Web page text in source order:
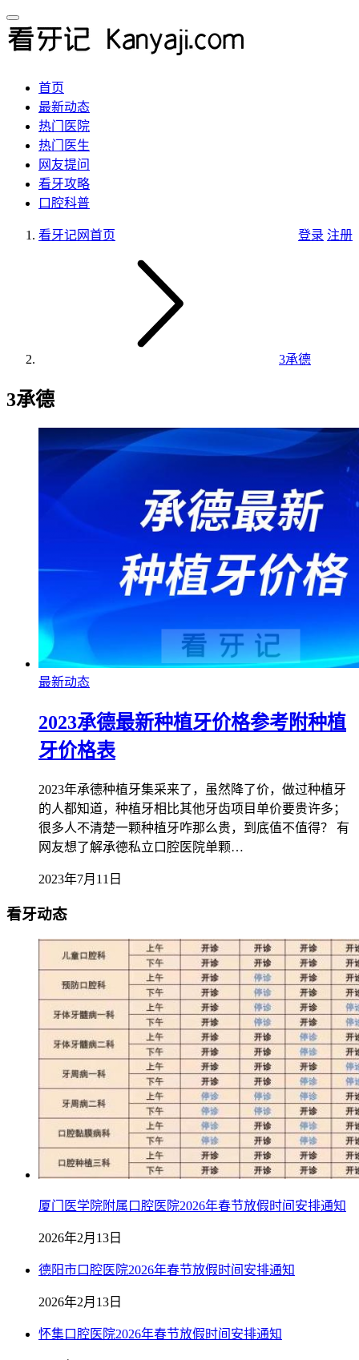
首页
最新动态
热门医院
热门医生
网友提问
看牙攻略
口腔科普
登录 注册
看牙记网首页
3承德
3承德
最新动态
2023承德最新种植牙价格参考附种植
牙价格表
2023年承德种植牙集采来了，虽然降了价，做过种植牙
的人都知道，种植牙相比其他牙齿项目单价要贵许多；
很多人不清楚一颗种植牙咋那么贵，到底值不值得？ 有
网友想了解承德私立口腔医院单颗…
2023年7月11日
看牙动态
厦门医学院附属口腔医院2026年春节放假时间安排通知
2026年2月13日
德阳市口腔医院2026年春节放假时间安排通知
2026年2月13日
怀集口腔医院2026年春节放假时间安排通知